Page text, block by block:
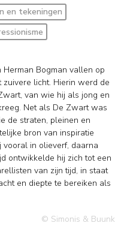
en tekeningen
Bogman vallen op
licht. Hierin werd de
van wie hij als jong en
Net als De Zwart was
de straten, pleinen en
bron van inspiratie
vooral in olieverf, daarna
ontwikkelde hij zich tot een
van zijn tijd, in staat
en diepte te bereiken als
© Simonis & Buunk